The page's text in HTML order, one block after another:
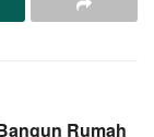
Rumah